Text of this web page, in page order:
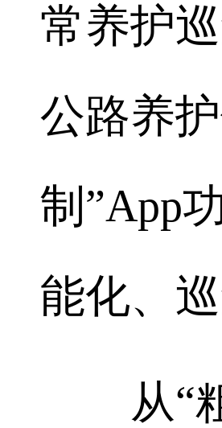
常养护
公路养
制”App
能化、
从“粗